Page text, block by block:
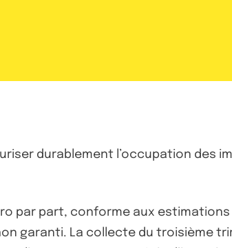
durablement l’occupation des
par part, conforme aux
garanti. La collecte du troisième